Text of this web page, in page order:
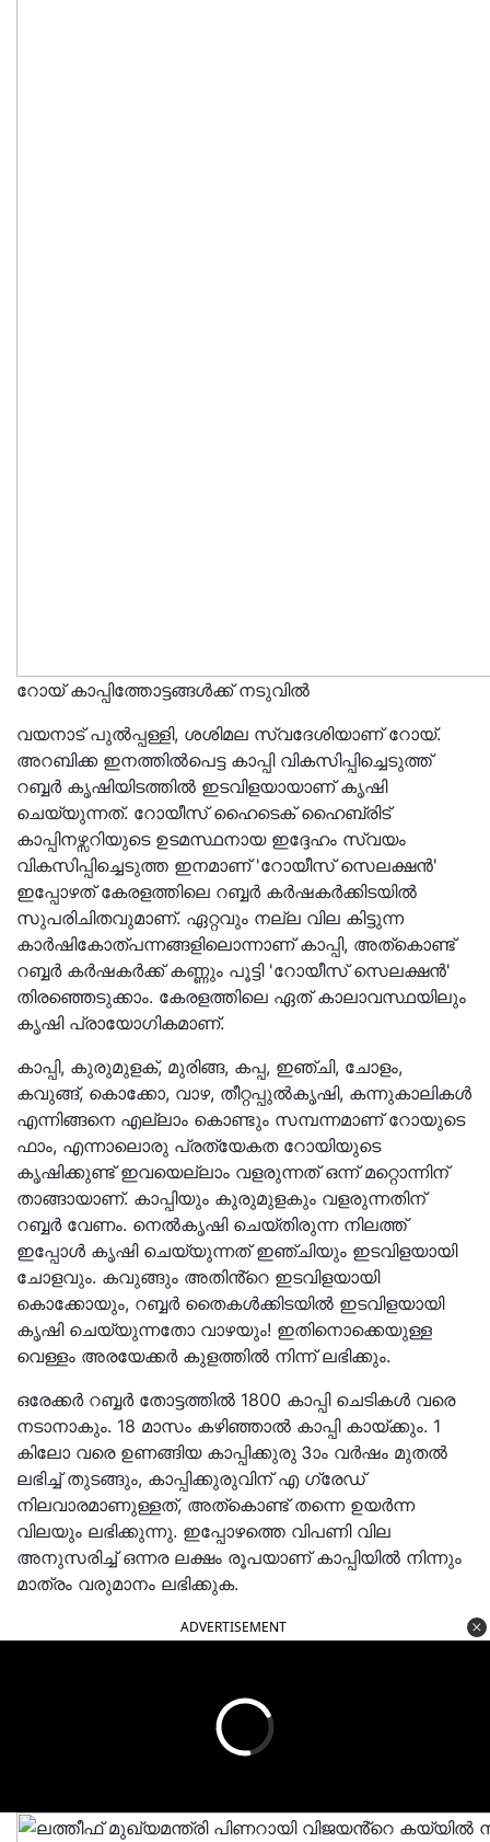
റോയ് കാപ്പിത്തോട്ടങ്ങൾക്ക് നടുവിൽ
വയനാട് പുൽപ്പള്ളി, ശശിമല സ്വദേശിയാണ് റോയ്.
അറബിക്ക ഇനത്തിൽപെട്ട കാപ്പി വികസിപ്പിച്ചെടുത്ത്
റബ്ബർ കൃഷിയിടത്തിൽ ഇടവിളയായാണ് കൃഷി
ചെയ്യുന്നത്. റോയീസ് ഹൈടെക് ഹൈബ്രിട്
കാപ്പിനഴ്സറിയുടെ ഉടമസ്ഥനായ ഇദ്ദേഹം സ്വയം
വികസിപ്പിച്ചെടുത്ത ഇനമാണ് 'റോയീസ് സെലക്ഷൻ'
ഇപ്പോഴത് കേരളത്തിലെ റബ്ബർ കർഷകർക്കിടയിൽ
സുപരിചിതവുമാണ്. ഏറ്റവും നല്ല വില കിട്ടുന്ന
കാർഷികോത്പന്നങ്ങളിലൊന്നാണ് കാപ്പി, അത്കൊണ്ട്
റബ്ബർ കർഷകർക്ക് കണ്ണും പൂട്ടി 'റോയീസ് സെലക്ഷൻ'
തിരഞ്ഞെടുക്കാം. കേരളത്തിലെ ഏത് കാലാവസ്ഥയിലും
കൃഷി പ്രായോഗികമാണ്.
കാപ്പി, കുരുമുളക്, മുരിങ്ങ, കപ്പ, ഇഞ്ചി, ചോളം,
കവുങ്ങ്, കൊക്കോ, വാഴ, തീറ്റപ്പുൽകൃഷി, കന്നുകാലികൾ
എന്നിങ്ങനെ എല്ലാം കൊണ്ടും സമ്പന്നമാണ് റോയുടെ
ഫാം, എന്നാലൊരു പ്രത്യേകത റോയിയുടെ
കൃഷിക്കുണ്ട് ഇവയെല്ലാം വളരുന്നത് ഒന്ന് മറ്റൊന്നിന്
താങ്ങായാണ്. കാപ്പിയും കുരുമുളകും വളരുന്നതിന്
റബ്ബർ വേണം. നെൽകൃഷി ചെയ്തിരുന്ന നിലത്ത്
ഇപ്പോൾ കൃഷി ചെയ്യുന്നത് ഇഞ്ചിയും ഇടവിളയായി
ചോളവും. കവുങ്ങും അതിൻ്റെ ഇടവിളയായി
കൊക്കോയും, റബ്ബർ തൈകൾക്കിടയിൽ ഇടവിളയായി
കൃഷി ചെയ്യുന്നതോ വാഴയും! ഇതിനൊക്കെയുള്ള
വെള്ളം അരയേക്കർ കുളത്തിൽ നിന്ന് ലഭിക്കും.
ഒരേക്കർ റബ്ബർ തോട്ടത്തിൽ 1800 കാപ്പി ചെടികൾ വരെ
നടാനാകും. 18 മാസം കഴിഞ്ഞാൽ കാപ്പി കായ്ക്കും. 1
കിലോ വരെ ഉണങ്ങിയ കാപ്പിക്കുരു 3ാം വർഷം മുതൽ
ലഭിച്ച് തുടങ്ങും, കാപ്പിക്കുരുവിന് എ ഗ്രേഡ്
നിലവാരമാണുള്ളത്, അത്കൊണ്ട് തന്നെ ഉയർന്ന
വിലയും ലഭിക്കുന്നു. ഇപ്പോഴത്തെ വിപണി വില
അനുസരിച്ച് ഒന്നര ലക്ഷം രൂപയാണ് കാപ്പിയിൽ നിന്നും
മാത്രം വരുമാനം ലഭിക്കുക.
ADVERTISEMENT